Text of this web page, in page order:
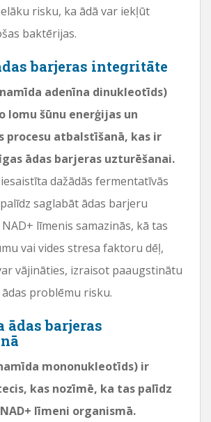
risku, ka ādā var iekļūt
baktērijas.
barjeras integritāte
adenīna dinukleotīds)
lomu šūnu enerģijas un
procesu atbalstīšanā, kas ir
ādas barjeras uzturēšanai.
dažādās fermentatīvās
saglabāt ādas barjeru
līmenis samazinās, kā tas
vai vides stresa faktoru dēļ,
vājināties, izraisot paaugstinātu
problēmu risku.
ādas barjeras
mononukleotīds) ir
kas nozīmē, ka tas palīdz
līmeni organismā.